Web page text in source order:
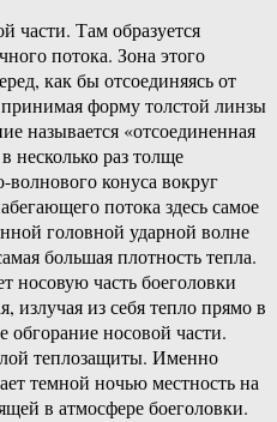
части. Там образуется
потока. Зона этого
как бы отсоединяясь от
форму толстой линзы
называется «отсоединенная
несколько раз толще
волнового конуса вокруг
потока здесь самое
головной ударной волне
большая плотность тепла.
носовую часть боеголовки
из себя тепло прямо в
обгорание носовой части.
теплозащиты. Именно
темной ночью местность на
в атмосфере боеголовки.